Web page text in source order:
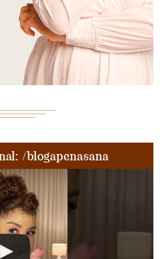
/blogapenasana